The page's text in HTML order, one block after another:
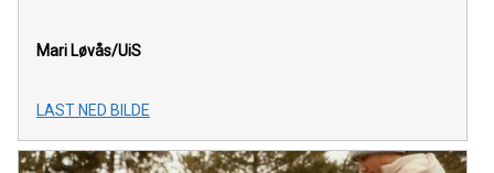
Mari Løvås/UiS
LAST NED BILDE